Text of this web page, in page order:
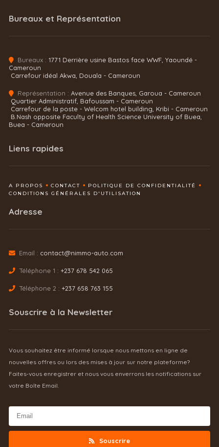
Bureaux et Représentation
Bureaux : 1771 Derrière usine Bastos face WWF, Yaoundé -
Cameroun
Carrefour idéal Akwa, Douala - Cameroun
Représentation : Avenue des Banques, Garoua - Cameroun
Quartier Administratif, Bafoussam - Cameroun
Carrefour de la poste - Welcom hotel building, Kribi - Cameroun
B.Nash opposite Faculty of Health Science University of Buea,
Buea - Cameroun
Liens rapides
A PROPOS CONTACT
POLITIQUE DE CONFIDENTIALITÉ
CONDITIONS GÉNÉRALES D'UTILISATION
Adresse
Email : contact@nimmo-auto.com
Téléphone 1 : +237 678 542 065
Téléphone 2 : +237 658 763 155
Souscrire à la Newsletter
Vous souhaitez être informé lorsque nous mettons en ligne de
nouvelles offres ou lors des mises à jour sur notre plateforme?
Faites-vous enregistrer et nous vous enverrons les notifications sur
votre Boîte Email.
Souscrire